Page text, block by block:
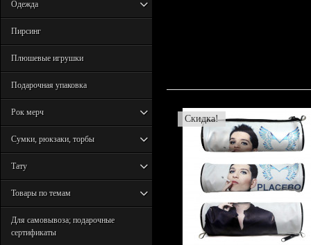
Одежда
Пирсинг
Плюшевые игрушки
Подарочная упаковка
Рок мерч
Сумки, рюкзаки, торбы
Тату
Товары по темам
Для самовывоза; подарочные
сертификаты
Скидка!